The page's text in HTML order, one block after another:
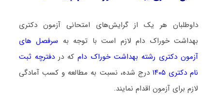
داوطلبان هر یک از گرایش‌های امتحانی آزمون دکتری
ﺑﻬﺪاﺷﺖ ﺧﻮراک دام لازم است با توجه به سرفصل های
آزمون دکتری رشته ﺑﻬﺪاﺷﺖ ﺧﻮراک دامکه در دفترچه ثبت
نام دکتری ۱۴۰۵
درج شده، نسبت به مطالعه و کسب آمادگی
لازم برای آزمون اقدام نمایند.